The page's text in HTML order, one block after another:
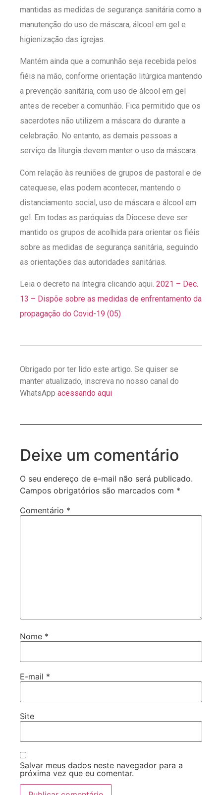
mantidas as medidas de segurança sanitária como a
manutenção do uso de máscara, álcool em gel e
higienização das igrejas.
Mantém ainda que a comunhão seja recebida pelos
fiéis na mão, conforme orientação litúrgica mantendo
a prevenção sanitária, com uso de álcool em gel
antes de receber a comunhão. Fica permitido que os
sacerdotes não utilizem a máscara do durante a
celebração. No entanto, as demais pessoas a
serviço da liturgia devem manter o uso da máscara.
Com relação às reuniões de grupos de pastoral e de
catequese, elas podem acontecer, mantendo o
distanciamento social, uso de máscara e álcool em
gel. Em todas as paróquias da Diocese deve ser
mantido os grupos de acolhida para orientar os fiéis
sobre as medidas de segurança sanitária, seguindo
as orientações das autoridades sanitárias.
Leia o decreto na íntegra clicando aqui. 2021 – Dec.
13 – Dispõe sobre as medidas de enfrentamento da
propagação do Covid-19 (05)
Obrigado por ter lido este artigo. Se quiser se
manter atualizado, inscreva no nosso canal do
WhatsApp acessando aqui
Deixe um comentário
O seu endereço de e-mail não será publicado.
Campos obrigatórios são marcados com *
Comentário *
Nome *
E-mail *
Site
Salvar meus dados neste navegador para a
próxima vez que eu comentar.